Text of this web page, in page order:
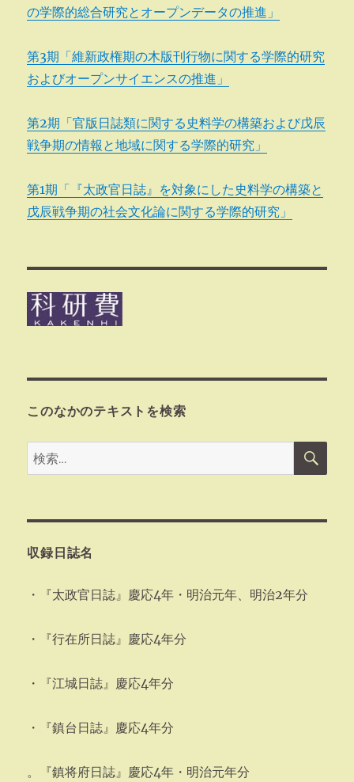
の学際的総合研究とオープンデータの推進」
第3期「維新政権期の木版刊行物に関する学際的研究
およびオープンサイエンスの推進」
第2期「官版日誌類に関する史料学の構築および戊辰
戦争期の情報と地域に関する学際的研究」
第1期「『太政官日誌』を対象にした史料学の構築と
戊辰戦争期の社会文化論に関する学際的研究」
このなかのテキストを検索
検
索:
検
収録日誌名
・『太政官日誌』慶応4年・明治元年、明治2年分
・『行在所日誌』慶応4年分
・『江城日誌』慶応4年分
・『鎮台日誌』慶応4年分
。『鎮将府日誌』慶応4年・明治元年分